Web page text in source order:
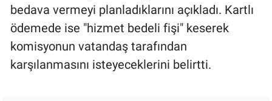
bedava vermeyi planladıklarını açıkladı. Kartlı
ödemede ise "hizmet bedeli fişi" keserek
komisyonun vatandaş tarafından
karşılanmasını isteyeceklerini belirtti.